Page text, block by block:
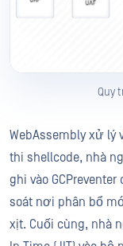
Quy
WebAssembly xử
thi shellcode, nhà
ghi vào
soát nơi phân bổ
xịt. Cuối cùng, nhà